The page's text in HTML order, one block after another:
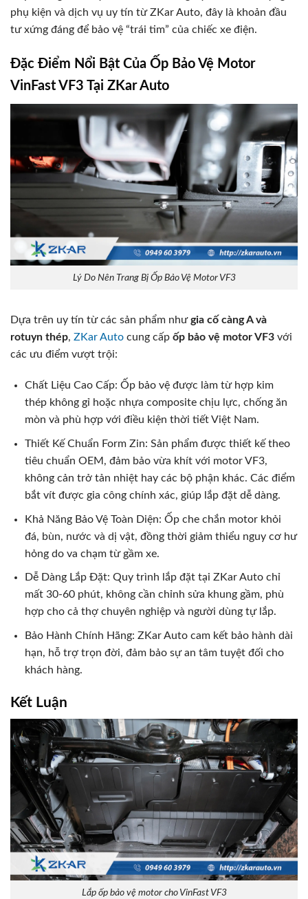
phụ kiện và dịch vụ uy tín từ ZKar Auto, đây là khoản đầu
tư xứng đáng để bảo vệ “trái tim” của chiếc xe điện.
Đặc Điểm Nổi Bật Của Ốp Bảo Vệ Motor
VinFast VF3 Tại ZKar Auto
Lý Do Nên Trang Bị Ốp Bảo Vệ Motor VF3
Dựa trên uy tín từ các sản phẩm nhưgia cố càng A và
rotuyn thép, ZKar Auto cung cấp ốp bảo vệ motor VF3 với
các ưu điểm vượt trội:
Chất Liệu Cao Cấp: Ốp bảo vệ được làm từ hợp kim
thép không gỉ hoặc nhựa composite chịu lực, chống ăn
mòn và phù hợp với điều kiện thời tiết Việt Nam.
Thiết Kế Chuẩn Form Zin: Sản phẩm được thiết kế theo
tiêu chuẩn OEM, đảm bảo vừa khít với motor VF3,
không cản trở tản nhiệt hay các bộ phận khác. Các điểm
bắt vít được gia công chính xác, giúp lắp đặt dễ dàng.
Khả Năng Bảo Vệ Toàn Diện: Ốp che chắn motor khỏi
đá, bùn, nước và dị vật, đồng thời giảm thiểu nguy cơ hư
hỏng do va chạm từ gầm xe.
Dễ Dàng Lắp Đặt: Quy trình lắp đặt tại ZKar Auto chỉ
mất 30-60 phút, không cần chỉnh sửa khung gầm, phù
hợp cho cả thợ chuyên nghiệp và người dùng tự lắp.
Bảo Hành Chính Hãng: ZKar Auto cam kết bảo hành dài
hạn, hỗ trợ trọn đời, đảm bảo sự an tâm tuyệt đối cho
khách hàng.
Kết Luận
Lắp ốp bảo vệ motor cho VinFast VF3